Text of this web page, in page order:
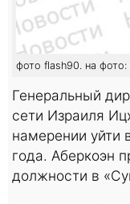
фото flash90. на
Генеральный
сети Израиля
намерении уйти
года. Аберкоэн
должности в